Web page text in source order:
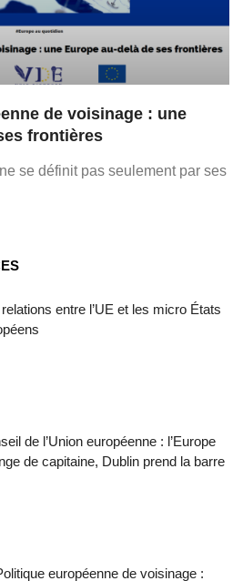
de voisinage : une
frontières
se définit pas seulement par ses
entre l’UE et les micro États
de l’Union européenne : l’Europe
de capitaine, Dublin prend la barre
européenne de voisinage :